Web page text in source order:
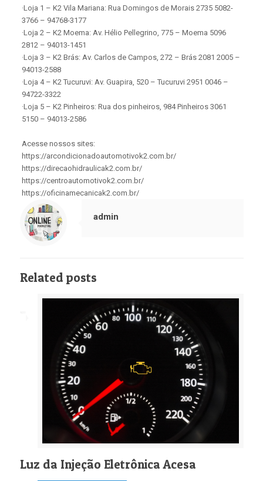
·Loja 1 – K2 Vila Mariana: Rua Domingos de Morais 2735 5082-
3766 – 94768-3177
·Loja 2 – K2 Moema: Av. Hélio Pellegrino, 775 – Moema 5096
2812 – 94013-1451
·Loja 3 – K2 Brás: Av. Carlos de Campos, 272 – Brás 2081 2005 –
94013-2588
·Loja 4 – K2 Tucuruvi: Av. Guapira, 520 – Tucuruvi 2951 0046 –
94722-3322
·Loja 5 – K2 Pinheiros: Rua dos pinheiros, 984 Pinheiros 3061
5150 – 94013-2586
Acesse nossos sites:
https://arcondicionadoautomotivok2.com.br/
https://direcaohidraulicak2.com.br/
https://centroautomotivok2.com.br/
https://oficinamecanicak2.com.br/
admin
Related posts
Luz da Injeção Eletrônica Acesa